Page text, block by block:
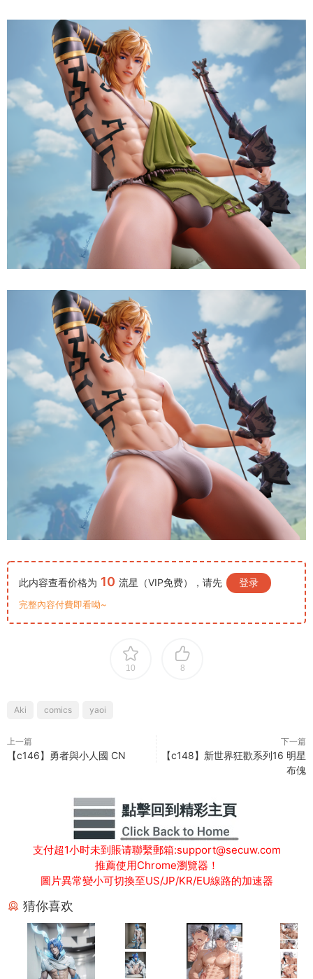
此内容查看价格为 10 流星（VIP免费），请先 登录
完整內容付費即看呦~
10 8
Aki comics yaoi
上一篇
【c146】勇者與小人國 CN
下一篇
【c148】新世界狂歡系列16 明星
布傀
支付超1小时未到賬请聯繫郵箱:support@secuw.com
推薦使用Chrome瀏覽器！
圖片異常變小可切換至US/JP/KR/EU線路的加速器
猜你喜欢